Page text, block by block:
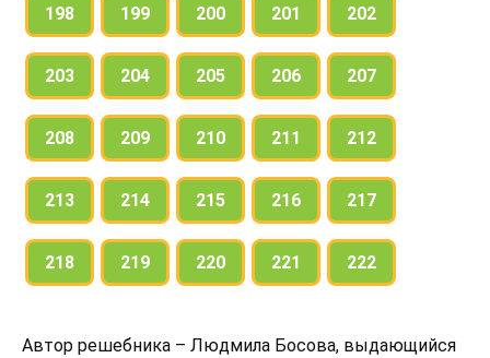
198 199 200 201 202
203 204 205 206 207
208 209 210 211 212
213 214 215 216 217
218 219 220 221 222
Автор решебника – Людмила Босова, выдающийся